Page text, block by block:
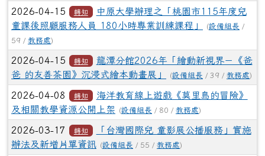
2026-04-15 轉知
中原大學辦理之「桃園市115年度兒
童課後照顧服務人員 180小時專業訓練課程」
(設備組長 /
59 / 教務處)
2026-04-15 轉知
龍潭分館2026年「繪動新視界－《爸
爸 的友善茶園》沉浸式繪本動畫展」
(設備組長 / 39 / 教務處)
2026-04-08 轉知
海洋教育線上遊戲《莫里島的冒險》
及相關教學資源公開上架
(設備組長 / 80 / 教務處)
2026-03-17 轉知
「台灣國際兒 童影展公播服務」實施
辦法及新增片單資訊 (設備組長 / 55 / 教務處)